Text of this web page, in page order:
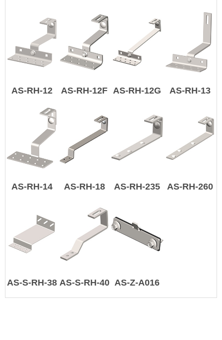
AS-RH-12 AS-RH-12F AS-RH-12G AS-RH-13
AS-RH-14 AS-RH-18 AS-RH-235 AS-RH-260
AS-S-RH-38 AS-S-RH-40 AS-Z-A016